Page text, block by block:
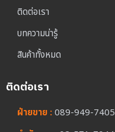
ติดต่อเรา
บทความน่ารู้
สินค้าทั้งหมด
ติดต่อเรา
ฝ่ายขาย :089-949-7405